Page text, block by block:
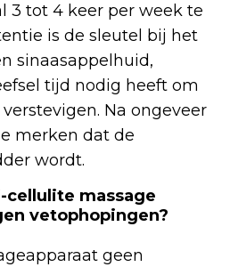
3 tot 4 keer per week te
is de sleutel bij het
sinaasappelhuid,
tijd nodig heeft om
Na ongeveer
merken dat de
wordt.
massage
vetophopingen?
geen